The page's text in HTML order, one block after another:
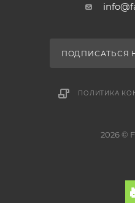
ПОДПИСАТЬСЯ
ПОЛИТИКА
2026 ©